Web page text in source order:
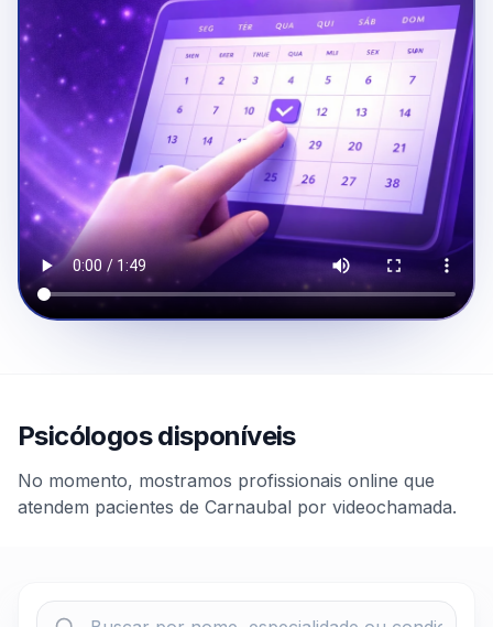
Psicólogos disponíveis
No momento, mostramos profissionais online que
atendem pacientes de Carnaubal por videochamada.